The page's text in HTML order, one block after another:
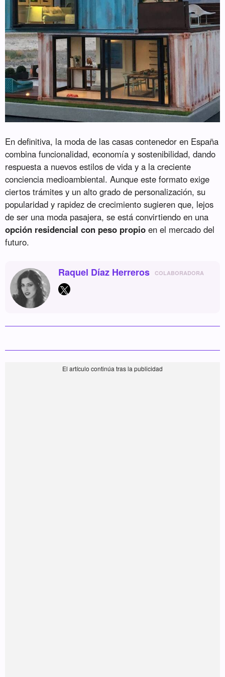
En definitiva, la moda de las casas contenedor en España
combina funcionalidad, economía y sostenibilidad, dando
respuesta a nuevos estilos de vida y a la creciente
conciencia medioambiental. Aunque este formato exige
ciertos trámites y un alto grado de personalización, su
popularidad y rapidez de crecimiento sugieren que, lejos
de ser una moda pasajera, se está convirtiendo en una
opción residencial con peso propio en el mercado del
futuro.
Raquel Díaz Herreros COLABORADORA